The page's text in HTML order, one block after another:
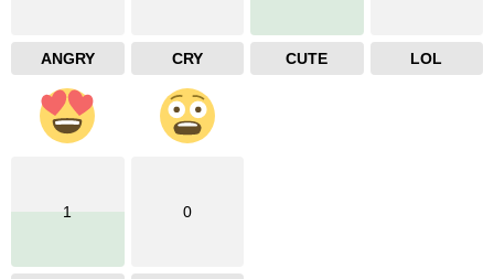
ANGRY CRY CUTE LOL
1 0